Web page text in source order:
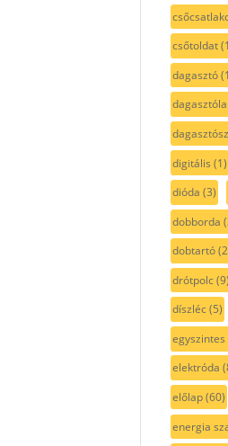
csőtoldat
dagasztó
digitális (1)
dióda (3)
dobborda
dobtartó
drótpolc(9)
díszléc(5)
egyszintes
elektróda
előlap(60)
energia